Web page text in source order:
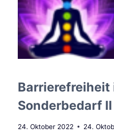
Barrierefreiheit
Sonderbedarf II
24. Oktober 2022 24.